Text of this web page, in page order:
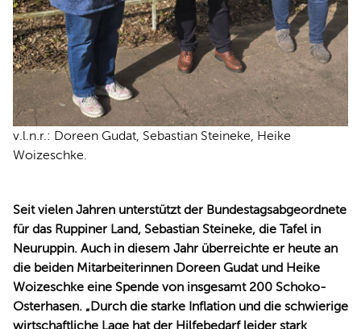
Seit vielen Jahren unterstützt der Bundestagsabgeordnete
für das Ruppiner Land, Sebastian Steineke, die Tafel in
Neuruppin. Auch in diesem Jahr überreichte er heute an
die beiden Mitarbeiterinnen Doreen Gudat und Heike
Woizeschke eine Spende von insgesamt 200 Schoko-
Osterhasen. „Durch die starke Inflation und die schwierige
wirtschaftliche Lage hat der Hilfebedarf leider stark
v.l.n.r.: Doreen Gudat, Sebastian Steineke, Heike
Woizeschke.